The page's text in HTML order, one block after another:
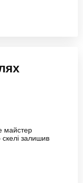
майстер
залишив